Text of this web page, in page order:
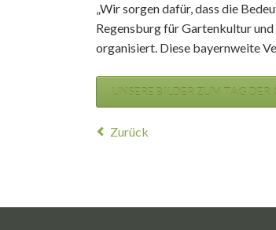
„Wir sorgen dafür, dass die
Regensburg für Gartenkultur
organisiert. Diese bayernweite
UNSERE BILDER ZUM TAG
Zurück